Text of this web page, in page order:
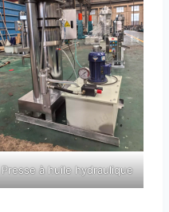
Presse à huile hydraulique